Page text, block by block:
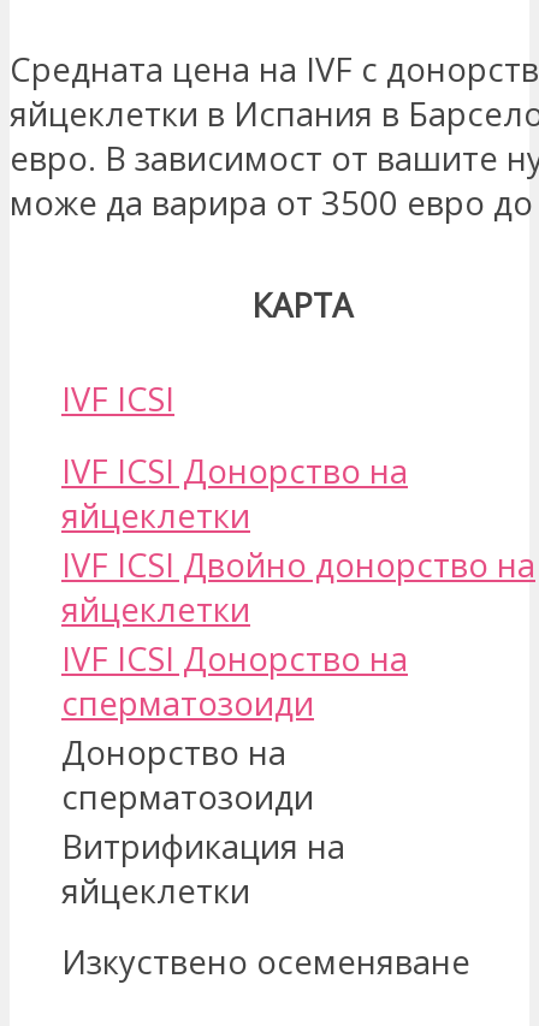
Средната цена на IVF с
яйцеклетки в Испания в
евро. В зависимост от вашите
може да варира от 3500 евро
КАРТА
IVF ICSI
IVF ICSI Донорство на
яйцеклетки
IVF ICSI Двойно донорство на
яйцеклетки
IVF ICSI Донорство на
сперматозоиди
Донорство на
сперматозоиди
Витрификация на
яйцеклетки
Изкуствено осеменяване